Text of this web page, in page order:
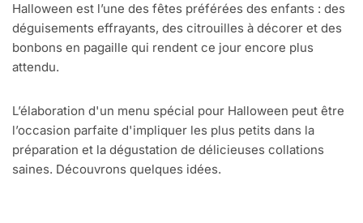
Halloween est l’une des fêtes préférées des enfants : des
déguisements effrayants, des citrouilles à décorer et des
bonbons en pagaille qui rendent ce jour encore plus
attendu.
L’élaboration d'un menu spécial pour Halloween peut être
l’occasion parfaite d'impliquer les plus petits dans la
préparation et la dégustation de délicieuses collations
saines. Découvrons quelques idées.